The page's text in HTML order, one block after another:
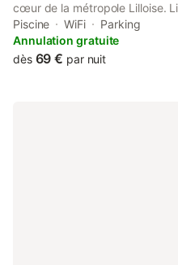
cœur de la métropole Lilloise.
accès facile par voies rapides
et bus). Petits déjeuners
comprise
Piscine WiFi
Parking
Annulation gratuite
dès 69 € par nuit